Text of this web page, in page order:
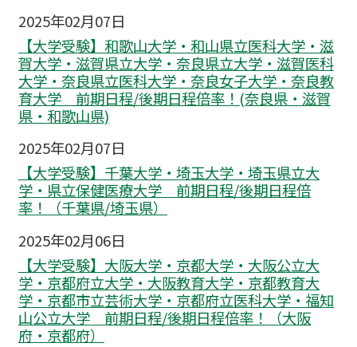
2025年02月07日
【大学受験】和歌山大学・和山県立医科大学・滋
賀大学・滋賀県立大学・奈良県立大学・滋賀医科
大学・奈良県立医科大学・奈良女子大学・奈良教
育大学 前期日程/後期日程倍率！(奈良県・滋賀
県・和歌山県)
2025年02月07日
【大学受験】千葉大学・埼玉大学・埼玉県立大
学・県立保健医療大学 前期日程/後期日程倍
率！（千葉県/埼玉県）
2025年02月06日
【大学受験】大阪大学・京都大学・大阪公立大
学・京都府立大学・大阪教育大学・京都教育大
学・京都市立芸術大学・京都府立医科大学・福知
山公立大学 前期日程/後期日程倍率！（大阪
府・京都府）